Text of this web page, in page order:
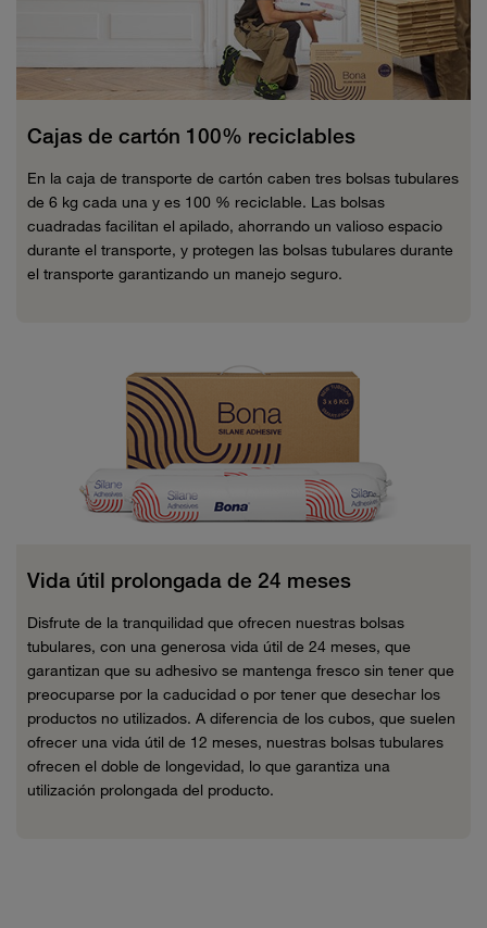
Cajas de cartón 100% reciclables
En la caja de transporte de cartón caben tres bolsas tubulares
de 6 kg cada una y es 100 % reciclable. Las bolsas
cuadradas facilitan el apilado, ahorrando un valioso espacio
durante el transporte, y protegen las bolsas tubulares durante
el transporte garantizando un manejo seguro.
Vida útil prolongada de 24 meses
Disfrute de la tranquilidad que ofrecen nuestras bolsas
tubulares, con una generosa vida útil de 24 meses, que
garantizan que su adhesivo se mantenga fresco sin tener que
preocuparse por la caducidad o por tener que desechar los
productos no utilizados. A diferencia de los cubos, que suelen
ofrecer una vida útil de 12 meses, nuestras bolsas tubulares
ofrecen el doble de longevidad, lo que garantiza una
utilización prolongada del producto.